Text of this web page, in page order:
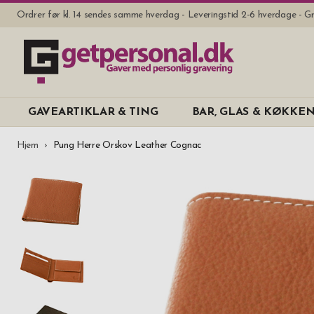
Ordrer før kl. 14 sendes samme hverdag - Leveringstid 2-6 hverdage -
GAVEARTIKLAR & TING BAR, GLAS &
Hjem Pung Herre Orskov Leather Cognac